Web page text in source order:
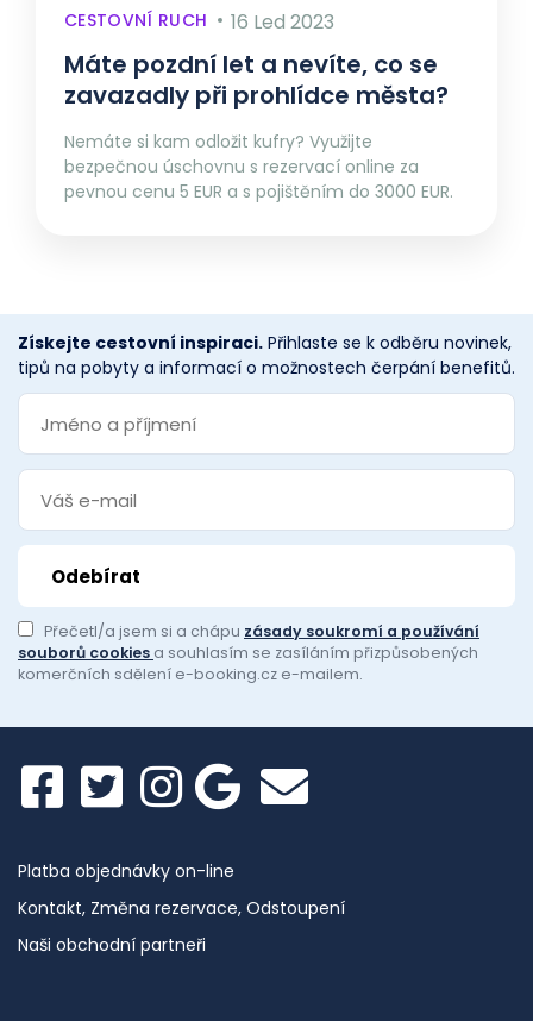
CESTOVNÍ RUCH 16 Led 2023
Máte pozdní let a nevíte, co se
zavazadly při prohlídce města?
Nemáte si kam odložit kufry? Využijte
bezpečnou úschovnu s rezervací online za
pevnou cenu 5 EUR a s pojištěním do 3000 EUR.
Získejte cestovní inspiraci. Přihlaste se k odběru novinek,
tipů na pobyty a informací o možnostech čerpání benefitů.
Přečetl/a jsem si a chápu zásady soukromí a používání
souborů cookies a souhlasím se zasíláním přizpůsobených
komerčních sdělení e-booking.cz e-mailem.
Platba objednávky on-line
Kontakt, Změna rezervace, Odstoupení
Naši obchodní partneři